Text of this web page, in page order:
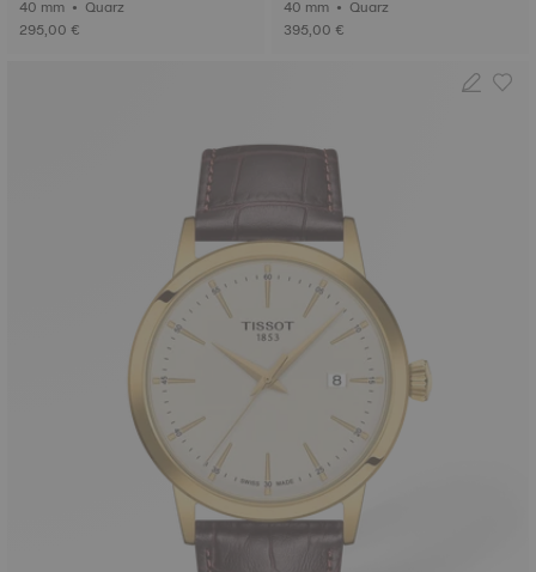
40 mm • Quarz
295,00 €
40 mm • Quarz
395,00 €